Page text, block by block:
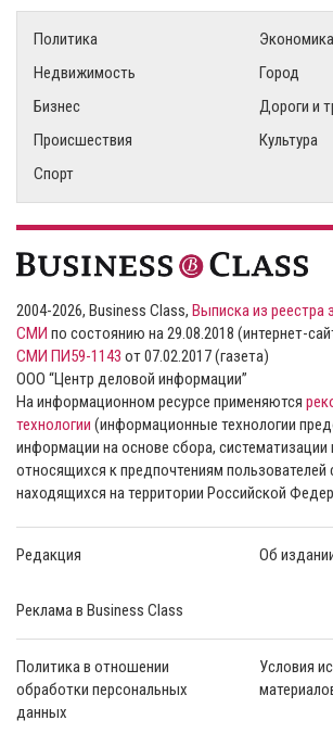
Политика
Экономика
Недвижимость
Город
Бизнес
Дороги и
Происшествия
Культура
Спорт
2004-2026, Business Class, Выписка из реестра
СМИ по состоянию на 29.08.2018 (интернет-
СМИ ПИ59-1143 от 07.02.2017 (газета)
ООО “Центр деловой информации”
На информационном ресурсе применяются
технологии (информационные технологии
информации на основе сбора, систематизации
относящихся к предпочтениям пользователей
находящихся на территории Российской
Редакция Об
Реклама в Business Class
Политика в отношении
обработки персональных
данных
Условия